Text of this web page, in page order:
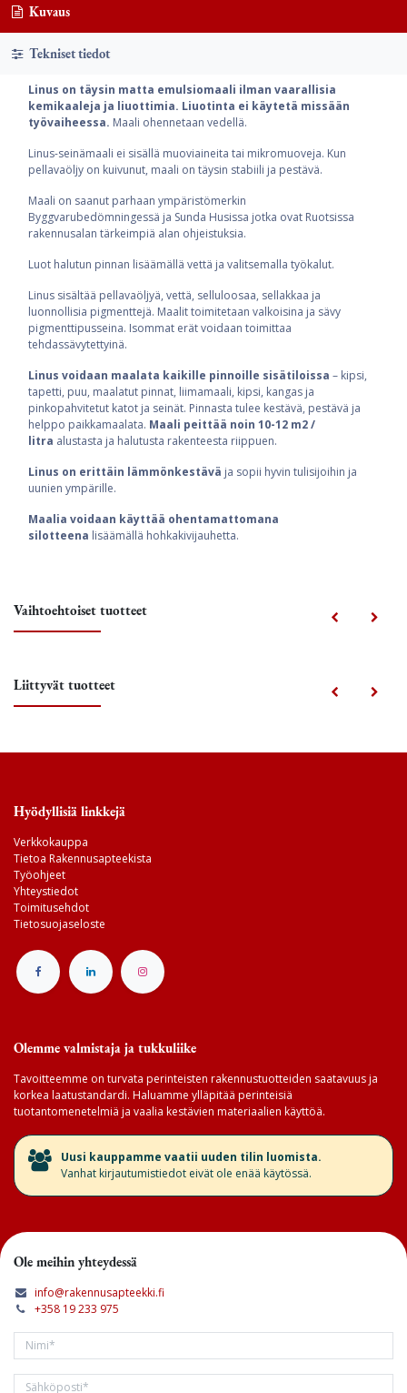
Kuvaus
Tekniset tiedot
Linus on täysin matta emulsiomaali ilman vaarallisia
kemikaaleja ja liuottimia. Liuotinta ei käytetä missään
työvaiheessa. Maali ohennetaan vedellä.
Linus-seinämaali ei sisällä muoviaineita tai mikromuoveja. Kun
pellavaöljy on kuivunut, maali on täysin stabiili ja pestävä.
Maali on saanut parhaan ympäristömerkin
Byggvarubedömningessä ja Sunda Husissa jotka ovat Ruotsissa
rakennusalan tärkeimpiä alan ohjeistuksia.
Luot halutun pinnan lisäämällä vettä ja valitsemalla työkalut.
Linus sisältää pellavaöljyä, vettä, selluloosaa, sellakkaa ja
luonnollisia pigmenttejä. Maalit toimitetaan valkoisina ja sävy
pigmenttipusseina. Isommat erät voidaan toimittaa
tehdassävytettyinä.
Linus voidaan maalata kaikille pinnoille sisätiloissa – kipsi,
tapetti, puu, maalatut pinnat, liimamaali, kipsi, kangas ja
pinkopahvitetut katot ja seinät. Pinnasta tulee kestävä, pestävä ja
helppo paikkamaalata. Maali peittää noin 10-12 m2 /
litra alustasta ja halutusta rakenteesta riippuen.
Linus on erittäin lämmönkestävä ja sopii hyvin tulisijoihin ja
uunien ympärille.
Maalia voidaan käyttää ohentamattomana
silotteena lisäämällä hohkakivijauhetta.
Vaihtoehtoiset tuotteet
Liittyvät tuotteet
Hyödyllisiä linkkejä
Verkkokauppa
Tietoa Rakennusapteekista
Työohjeet
Yhteystiedot
Toimitusehdot
Tietosuojaseloste
Olemme valmistaja ja tukkuliike
Tavoitteemme on turvata perinteisten rakennustuotteiden saatavuus ja
korkea laatustandardi. Haluamme ylläpitää perinteisiä
tuotantomenetelmiä ja vaalia kestävien materiaalien käyttöä.
​Uusi kauppamme vaatii uuden tilin luomista.
Vanhat kirjautumistiedot eivät ole enää käytössä.
Ole meihin yhteydessä
info@rakennusapteekki.fi
+358 19 233 975